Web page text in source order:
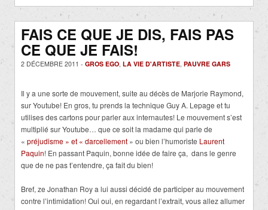
FAIS CE QUE JE DIS, FAIS PAS
CE QUE JE FAIS!
2 DÉCEMBRE 2011 - GROS EGO, LA VIE D'ARTISTE, PAUVRE GARS
Il y a une sorte de mouvement, suite au décès de Marjorie Raymond,
sur Youtube! En gros, tu prends la technique Guy A. Lepage et tu
utilises des cartons pour parler aux internautes! Le mouvement s’est
multiplié sur Youtube… que ce soit la madame qui parle de
« préjudisme » et « darcellement » ou bien l’humoriste Laurent
Paquin! En passant Paquin, bonne idée de faire ça, dans le genre
que de ne pas t’entendre, ça fait du bien!
Bref, ze Jonathan Roy a lui aussi décidé de participer au mouvement
contre l’intimidation! Oui oui, en regardant l’extrait, vous allez allumer